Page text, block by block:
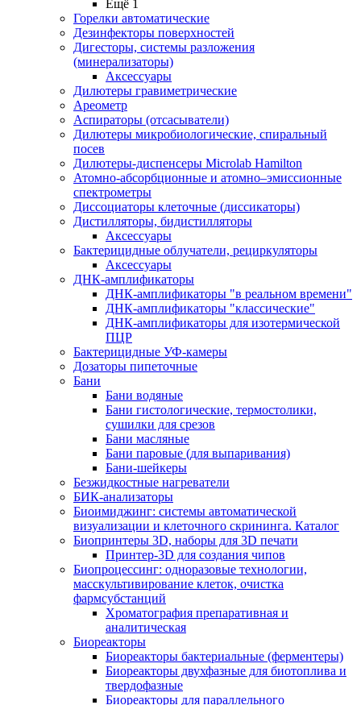
Ещё 1
Горелки автоматические
Дезинфекторы поверхностей
Дигесторы, системы разложения
(минерализаторы)
Аксессуары
Дилютеры гравиметрические
Ареометр
Аспираторы (отсасыватели)
Дилютеры микробиологические, спиральный
посев
Дилютеры-диспенсеры Microlab Hamilton
Атомно-абсорбционные и атомно–эмиссионные
спектрометры
Диссоциаторы клеточные (диссикаторы)
Дистилляторы, бидистилляторы
Аксессуары
Бактерицидные облучатели, рециркуляторы
Аксессуары
ДНК-амплификаторы
ДНК-амплификаторы "в реальном времени"
ДНК-амплификаторы "классические"
ДНК-амплификаторы для изотермической
ПЦР
Бактерицидные УФ-камеры
Дозаторы пипеточные
Бани
Бани водяные
Бани гистологические, термостолики,
сушилки для срезов
Бани масляные
Бани паровые (для выпаривания)
Бани-шейкеры
Безжидкостные нагреватели
БИК-анализаторы
Биоимиджинг: системы автоматической
визуализации и клеточного скрининга. Каталог
Биопринтеры 3D, наборы для 3D печати
Принтер-3D для создания чипов
Биопроцессинг: одноразовые технологии,
масскультивирование клеток, очистка
фармсубстанций
Хроматография препаративная и
аналитическая
Биореакторы
Биореакторы бактериальные (ферментеры)
Биореакторы двухфазные для биотоплива и
твердофазные
Биореакторы для параллельного